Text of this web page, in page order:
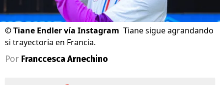
©Tiane Endler vía Instagram Tiane sigue agrandando
si trayectoria en Francia.
Por Franccesca Arnechino